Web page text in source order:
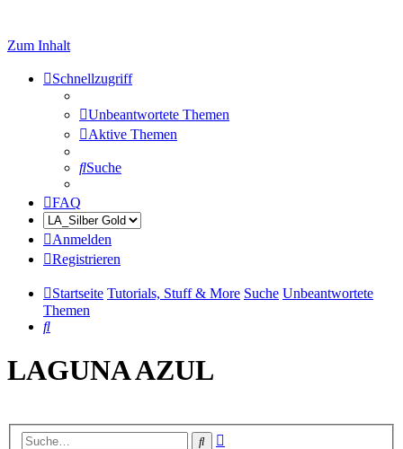
Zum Inhalt
Schnellzugriff
Unbeantwortete Themen
Aktive Themen
Suche
FAQ
Anmelden
Registrieren
Startseite Tutorials, Stuff & More Suche Unbeantwortete
Themen
Suche
LAGUNA AZUL
Suche